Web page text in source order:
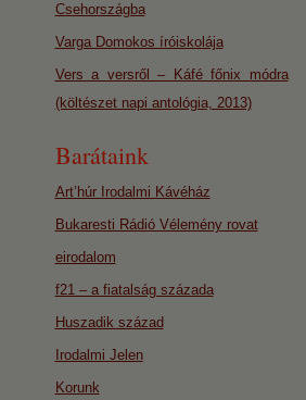
Csehországba
Varga Domokos íróiskolája
Vers a versről – Káfé főnix módra
(költészet napi antológia, 2013)
Barátaink
Art’húr Irodalmi Kávéház
Bukaresti Rádió Vélemény rovat
eirodalom
f21 – a fiatalság százada
Huszadik század
Irodalmi Jelen
Korunk